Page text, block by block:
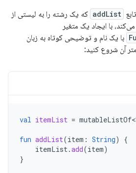
addList که یک رشته را به لیستی از
با یک نام و توضیحی کوتاه به زبان
آن شروع کنید:
val itemList =
fun addList(item : String)
{
itemList.add(item)
}